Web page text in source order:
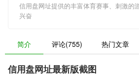
信用盘网址提供的丰富体育赛事、刺激的
兴奋
简介 评论(755) 热门文章
信用盘网址最新版截图